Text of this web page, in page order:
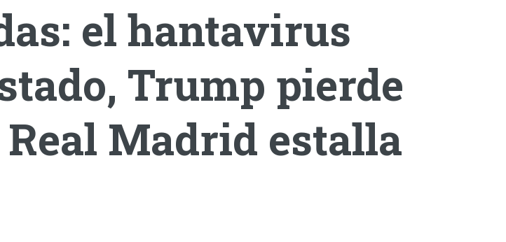
el hantavirus
Trump pierde
Madrid estalla